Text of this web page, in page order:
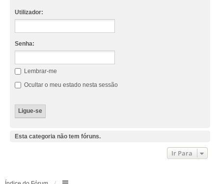
Utilizador:
Senha:
Lembrar-me
Ocultar o meu estado nesta sessão
Esta categoria não tem fóruns.
Ir Para